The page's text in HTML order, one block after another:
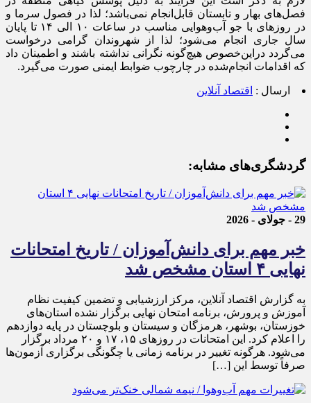
فصل‌های بهار و تابستان قابل‌انجام نمی‌باشد؛ لذا در فصول سرما و
در روز‌های با جو آب‌وهوایی مناسب در ساعات ۱۰ الی ۱۴ تا پایان
سال جاری انجام می‌شود؛ لذا از شهروندان گرامی درخواست
می‌گردد دراین‌خصوص هیچ‌گونه نگرانی نداشته باشند و اطمینان داد
که اقدامات انجام‌شده در چارچوب ضوابط ایمنی صورت می‌گیرد.
ارسال : اقتصاد آنلاین
گردشگری‌های مشابه:
29 - جولای - 2026
خبر مهم برای دانش‌آموزان / تاریخ امتحانات
نهایی ۴ استان مشخص شد
به گزارش اقتصاد آنلاین، مرکز ارزشیابی و تضمین کیفیت نظام
آموزش و پرورش، برنامه امتحان نهایی برگزار نشده استان‌های
خوزستان، بوشهر، هرمزگان و سیستان و بلوچستان در پایه دوازدهم
را اعلام کرد. این امتحانات در روز‌های ۱۵، ۱۷ و ۲۰ مرداد برگزار
می‌شود. هرگونه تغییر در برنامه زمانی یا چگونگی برگزاری آزمون‌ها
صرفاً توسط این […]